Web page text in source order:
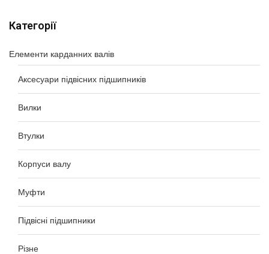
Категорії
Елементи карданних валів
Аксесуари підвісних підшипників
Вилки
Втулки
Корпуси валу
Муфти
Підвісні підшипники
Різне